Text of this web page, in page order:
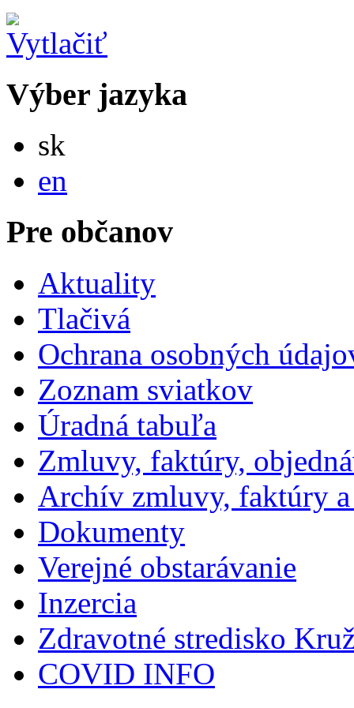
Výber jazyka
sk
en
Pre občanov
Aktuality
Tlačivá
Ochrana osobných
Zoznam sviatkov
Úradná tabuľa
Zmluvy, faktúry,
Archív zmluvy, faktúry
Dokumenty
Verejné obstarávanie
Inzercia
Zdravotné stredisko
COVID INFO